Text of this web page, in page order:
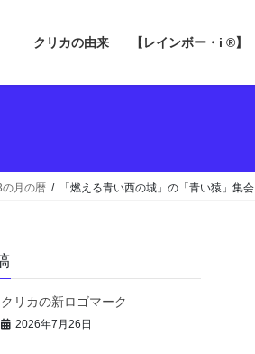
クリカの由来 【レインボー・i ®】
の月の暦 「燃える青い西の城」の「青い猿」集会
クリカの新ロゴマーク
2026年7月26日